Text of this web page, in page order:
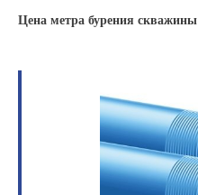
Цена метра бурения скважины